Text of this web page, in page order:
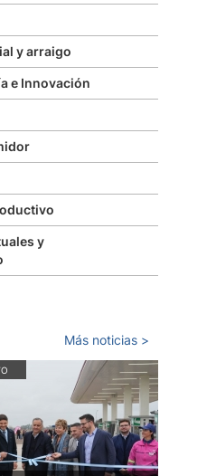
y arraigo
e Innovación
y
Más noticias >